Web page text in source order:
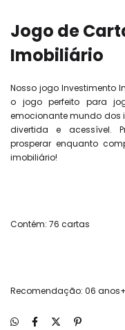
Jogo de
Imobiliário
Nosso jogo Investimento
o jogo perfeito para
emocionante mundo dos
divertida e acessível.
prosperar enquanto
imobiliário!
Contém: 76 cartas
Recomendação: 06 anos+